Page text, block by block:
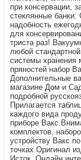
при консервации,
стеклянные
надобность
для
триста раз!
любой
системы хранения
пряностей набор
Дополнительные
магазине Дом и
подробной
Прилагается
каждого вида
приборе
комплектов,
устройству Вакс
точках.Оригинал